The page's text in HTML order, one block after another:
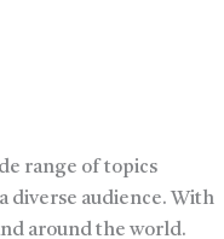
range of topics
diverse audience. With
around the world.